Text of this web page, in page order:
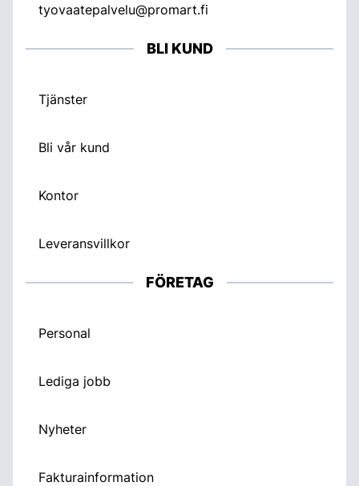
tyovaatepalvelu@promart.fi
BLI KUND
Tjänster
Bli vår kund
Kontor
Leveransvillkor
FÖRETAG
Personal
Lediga jobb
Nyheter
Fakturainformation